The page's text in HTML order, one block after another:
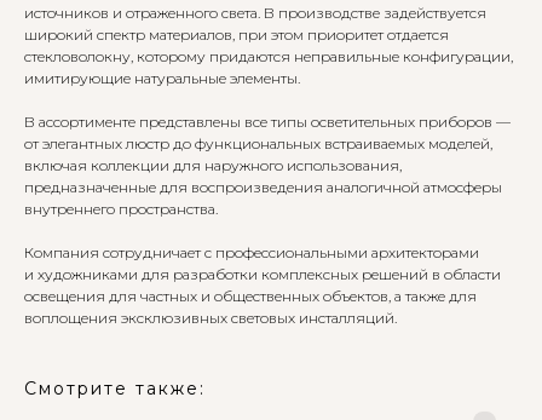
источников и отраженного света. В производстве задействуется
широкий спектр материалов, при этом приоритет отдается
стекловолокну, которому придаются неправильные конфигурации,
имитирующие натуральные элементы.
В ассортименте представлены все типы осветительных приборов —
от элегантных люстр до функциональных встраиваемых моделей,
включая коллекции для наружного использования,
предназначенные для воспроизведения аналогичной атмосферы
внутреннего пространства.
Компания сотрудничает с профессиональными архитекторами
и художниками для разработки комплексных решений в области
освещения для частных и общественных объектов, а также для
воплощения эксклюзивных световых инсталляций.
Смотрите также: